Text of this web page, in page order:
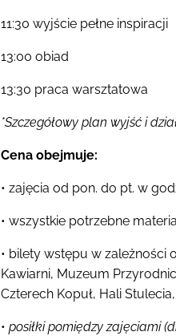
11:30 wyjście pełne inspiracji
13:00 obiad
13:30 praca warsztatowa
*Szczegółowy plan wyjść i
Cena obejmuje:
• zajęcia od pon. do pt. w
• wszystkie potrzebne
• bilety wstępu w zależności
Kawiarni, Muzeum
Czterech Kopuł, Hali
• posiłki pomiędzy zajęciami